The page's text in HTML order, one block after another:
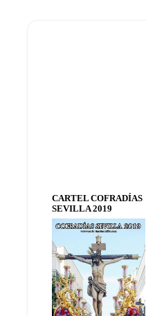
CARTEL COFRADÍAS
SEVILLA 2019